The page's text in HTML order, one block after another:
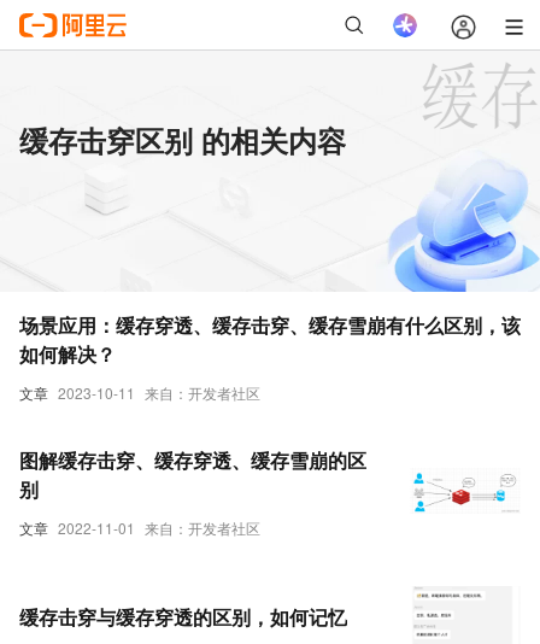
缓存击穿区别 的相关内容
文章 2023-10-11 来自：开发者社区
场景应用：缓存穿透、缓存击穿、缓存雪崩有什么区别，该
如何解决？
文章 2022-11-01 来自：开发者社区
图解缓存击穿、缓存穿透、缓存雪崩的区
别
缓存击穿与缓存穿透的区别，如何记忆